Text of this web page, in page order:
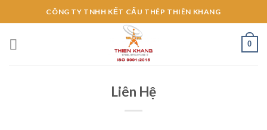
to
content
CÔNG TY TNHH KẾT CẤU THÉP THIÊN KHANG
0
Liên Hệ